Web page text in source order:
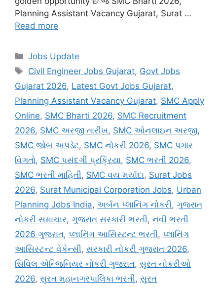
Planning Assistant Vacancy Gujarat, Surat …
Read more
Categories
Jobs Update
Tags
Civil Engineer Jobs Gujarat, Govt Jobs
Gujarat 2026, Latest Govt Jobs Gujarat,
Planning Assistant Vacancy Gujarat, SMC Apply
Online, SMC Bharti 2026, SMC Recruitment
2026, SMC અરજી તારીખ, SMC ઓનલાઇન અરજી,
SMC જોબ અપડેટ, SMC નોકરી 2026, SMC પગાર
વિગતો, SMC પસંદગી પ્રક્રિયા, SMC ભરતી 2026,
SMC ભરતી માહિતી, SMC વય મર્યાદા, Surat Jobs
2026, Surat Municipal Corporation Jobs, Urban
Planning Jobs India, અર્બન પ્લાનિંગ નોકરી, ગુજરાત
નોકરી સમાચાર, ગુજરાત સરકારી ભરતી, નવી ભરતી
2026 ગુજરાત, પ્લાનિંગ આસિસ્ટન્ટ ભરતી, પ્લાનિંગ
આસિસ્ટન્ટ વેકેન્સી, સરકારી નોકરી ગુજરાત 2026,
સિવિલ એન્જિનિયર નોકરી ગુજરાત, સુરત નોકરીઓ
2026, સુરત મહાનગરપાલિકા ભરતી, સુરત